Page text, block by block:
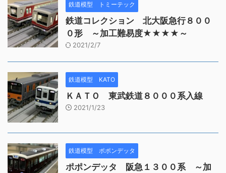
鉄道模型 トミーテック
鉄道コレクション 北大阪急行８００
０形 ～加工難易度★★★★～
2021/2/7
鉄道模型 KATO
ＫＡＴＯ 東武鉄道８０００系入線
2021/1/23
鉄道模型 ポポンデッタ
ポポンデッタ 阪急１３００系 ～加